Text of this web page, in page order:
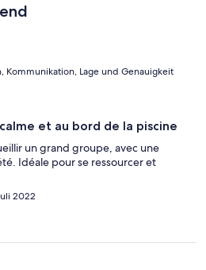
Kommunikation, Lage und Genauigkeit
et au bord de la piscine
un grand groupe, avec une
Idéale pour se ressourcer et
2022